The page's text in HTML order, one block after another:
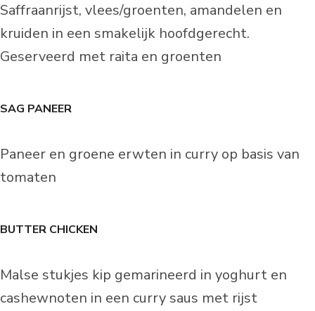
Saffraanrijst, vlees/groenten, amandelen en
kruiden in een smakelijk hoofdgerecht.
Geserveerd met raita en groenten
SAG PANEER
Paneer en groene erwten in curry op basis van
tomaten
BUTTER CHICKEN
Malse stukjes kip gemarineerd in yoghurt en
cashewnoten in een curry saus met rijst